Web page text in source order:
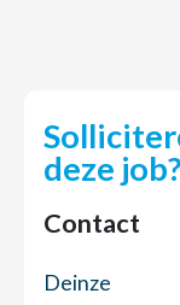
deze job?
Contact
Deinze